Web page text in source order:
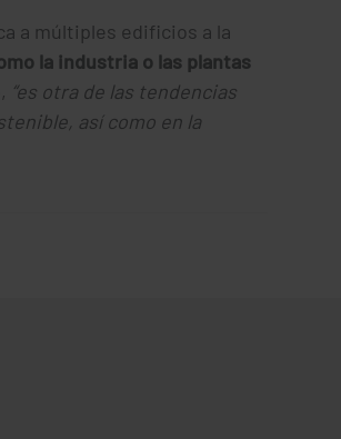
a múltiples edificios a la
la industria o las plantas
“es otra de las tendencias
así como en la